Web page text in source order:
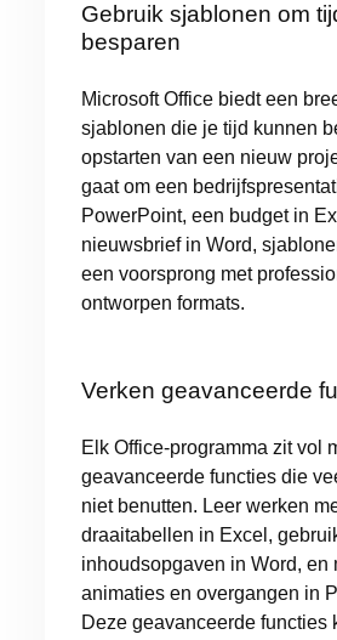
Gebruik sjablonen om
besparen
Microsoft Office biedt een
sjablonen die je tijd kunnen
opstarten van een nieuw
gaat om een
PowerPoint, een budget in
nieuwsbrief in Word,
een voorsprong met
ontworpen formats.
Verken geavanceerde
Elk Office-programma zit vol
geavanceerde functies die
niet benutten. Leer werken
draaitabellen in Excel,
inhoudsopgaven in Word, en
animaties en overgangen in
Deze geavanceerde functies